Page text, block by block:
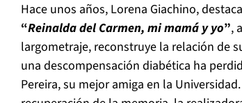
Hace unos años, Lorena Giachino,
“Reinalda del Carmen, mi mamá y yo”,
largometraje, reconstruye la relación de
una descompensación diabética ha
Pereira, su mejor amiga en la